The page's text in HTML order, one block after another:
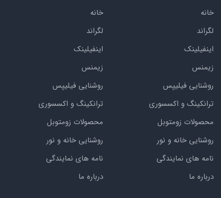
خانه
لگراند
اینفیلینک
زیمنس
روشنایی فیلیپس
ترانکینگ و اکسسوری
محصولات زومتوبل
روشنایی خانه و نور
نامه های نمایندگی
درباره ما
خانه
لگراند
اینفیلینک
زیمنس
روشنایی فیلیپس
ترانکینگ و اکسسوری
محصولات زومتوبل
روشنایی خانه و نور
نامه های نمایندگی
درباره ما